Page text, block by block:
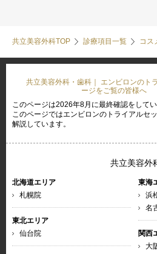
共立美容外科TOP 診療項目一覧 コス
共立美容外科・歯科｜ エンビロンのト
ージをご覧の
このページは2026年8月に最終確認をしてい
このページではエンビロンのトライアルセ
解説しています。
共立美容外
北海道エリア
札幌院
東北エリア
仙台院
東海
浜
名
関西
大